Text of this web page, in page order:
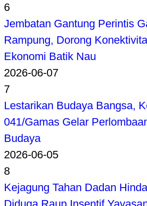
6
Jembatan Gantung Perintis
Rampung, Dorong
Ekonomi Batik Nau
2026-06-07
7
Lestarikan Budaya Bangsa,
041/Gamas Gelar
Budaya
2026-06-05
8
Kejagung Tahan Dadan